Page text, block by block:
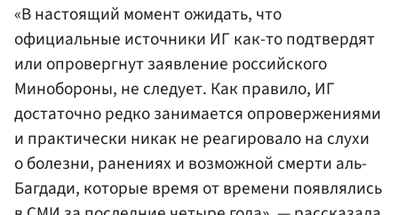
«В настоящий момент ожидать, что
официальные источники ИГ как-то подтвердят
или опровергнут заявление российского
Минобороны, не следует. Как правило, ИГ
достаточно редко занимается опровержениями
и практически никак не реагировалo на слухи
о болезни, ранениях и возможной смерти аль-
Багдади, которые время от времени появлялись